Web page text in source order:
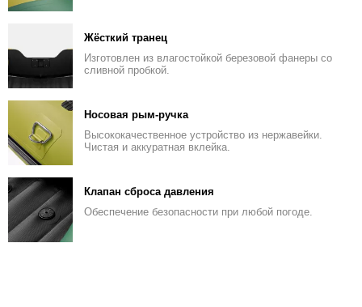
Жёсткий транец
Изготовлен из влагостойкой березовой фанеры со
сливной пробкой.
Носовая рым-ручка
Высококачественное устройство из нержавейки.
Чистая и аккуратная вклейка.
Клапан сброса давления
Обеспечение безопасности при любой погоде.